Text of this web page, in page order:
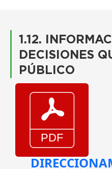
1.12.
DECISIONES
PÚBLICO